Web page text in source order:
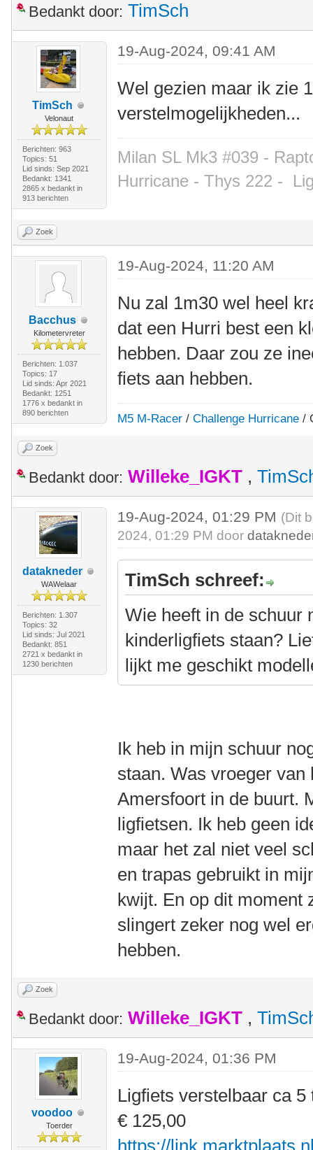
Bedankt door: TimSch
TimSch
Velonaut
Berichten: 963
Topics: 51
Lid sinds: Sep 2021
Bedankt: 1341
2865 x bedankt in
913 berichten
19-Aug-2024, 09:41 AM
Wel gezien maar ik zie
verstelmogelijkheden...
Milan SL Mk3 #039 -
Hurricane - Thys 222 -
Zoek
Bacchus
Kilometervreter
Berichten: 1.037
Topics: 17
Lid sinds: Apr 2021
Bedankt: 1251
1776 x bedankt in
890 berichten
19-Aug-2024, 11:20 AM
Nu zal 1m30 wel heel
dat een Hurri best een
hebben. Daar zou ze
fiets aan hebben.
M5 M-Racer /Challenge Hurricane /
Zoek
Bedankt door: Willeke_IGKT ,
datakneder
WAWelaar
Berichten: 1.307
Topics: 32
Lid sinds: Jul 2021
Bedankt: 851
2721 x bedankt in
1230 berichten
19-Aug-2024, 01:29 PM (Dit
2024, 01:29 PM door
TimSch schreef:
Wie heeft in de schuur
kinderligfiets staan?
lijkt me geschikt
Ik heb in mijn schuur
staan. Was vroeger
Amersfoort in de buurt.
ligfietsen. Ik heb geen
maar het zal niet veel
en trapas gebruikt in
kwijt. En op dit moment
slingert zeker nog wel
hebben.
Zoek
Bedankt door: Willeke_IGKT ,
voodoo
Toerder
19-Aug-2024, 01:36 PM
Ligfiets verstelbaar ca 5
€ 125,00
https://